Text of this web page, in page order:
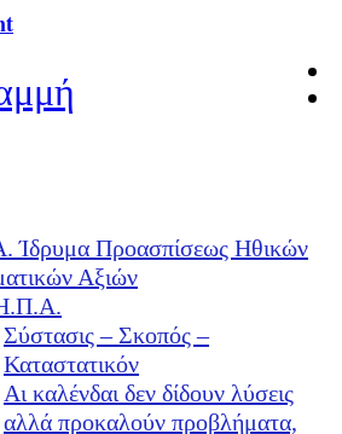
Ίδρυμα Προασπίσεως Ηθικών
Αξιών
Σύστασις – Σκοπός –
Καταστατικόν
Αι καλένδαι δεν δίδουν λύσεις
αλλά προκαλούν προβλήματα,